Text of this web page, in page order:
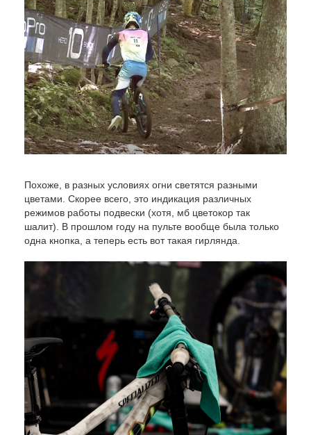
Похоже, в разных условиях огни светятся разными
цветами. Скорее всего, это индикация различных
режимов работы подвески (хотя, мб цветокор так
шалит). В прошлом году на пульте вообще была только
одна кнопка, а теперь есть вот такая гирлянда.